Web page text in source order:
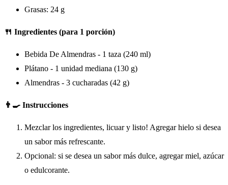
Grasas: 24 g
🍴 Ingredientes (para 1 porción)
Bebida De Almendras - 1 taza (240 ml)
Plátano - 1 unidad mediana (130 g)
Almendras - 3 cucharadas (42 g)
👨‍🍳 Instrucciones
Mezclar los ingredientes, licuar y listo! Agregar hielo si desea
un sabor más refrescante.
Opcional: si se desea un sabor más dulce, agregar miel, azúcar
o edulcorante.